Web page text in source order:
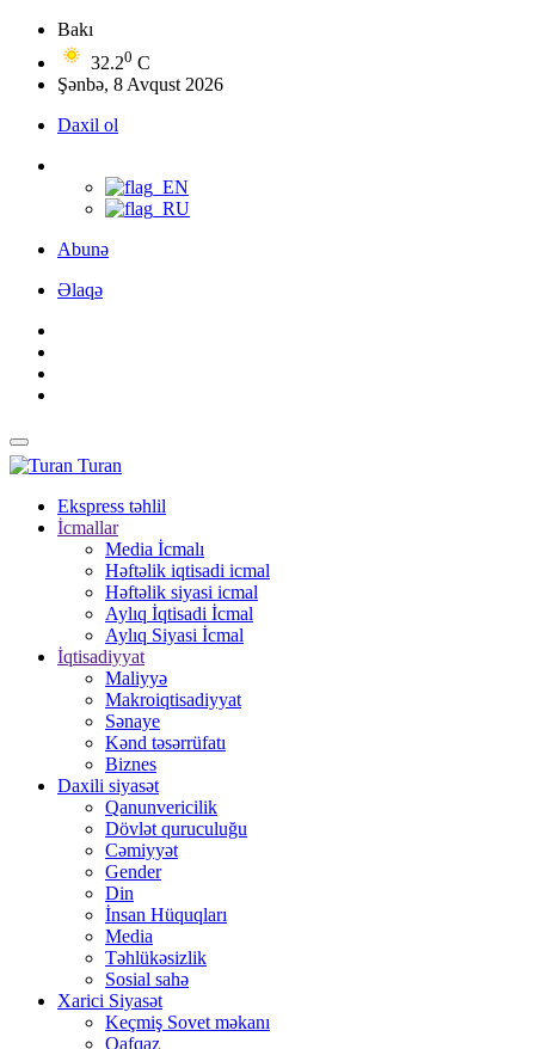
Bakı
32.20 C
Şənbə, 8 Avqust 2026
Daxil ol
Abunə
Əlaqə
Turan
Ekspress təhlil
İcmallar
Media İcmalı
Həftəlik iqtisadi icmal
Həftəlik siyasi icmal
Aylıq İqtisadi İcmal
Aylıq Siyasi İcmal
İqtisadiyyat
Maliyyə
Makroiqtisadiyyat
Sənaye
Kənd təsərrüfatı
Biznes
Daxili siyasət
Qanunvericilik
Dövlət quruculuğu
Cəmiyyət
Gender
Din
İnsan Hüquqları
Media
Təhlükəsizlik
Sosial sahə
Xarici Siyasət
Keçmiş Sovet məkanı
Qafqaz